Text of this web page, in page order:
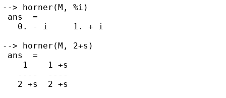
--> horner(M, %i)
ans  =
   0. - i     1. + i
--> horner(M, 2+s)
ans  =
    1    1 +s
   ----  ----
   2 +s  2 +s